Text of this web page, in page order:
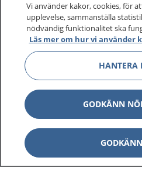
Om 1177
Kontakt
Behandling av personuppgifter
Hantering av kakor
Inställningar för kakor
Vi använder kakor, cookies, för
upplevelse, sammanställa
nödvändig funktionalitet ska
Läs mer om hur vi använder
HANTERA
GODKÄNN